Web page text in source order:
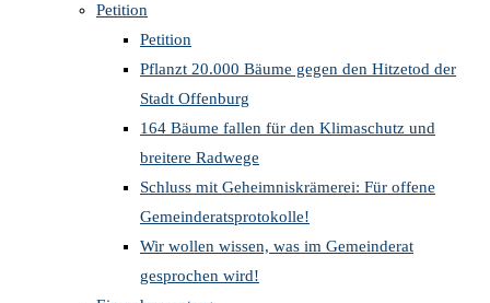
Petition
Petition
Pflanzt 20.000 Bäume gegen den Hitzetod der
Stadt Offenburg
164 Bäume fallen für den Klimaschutz und
breitere Radwege
Schluss mit Geheimniskrämerei: Für offene
Gemeinderatsprotokolle!
Wir wollen wissen, was im Gemeinderat
gesprochen wird!